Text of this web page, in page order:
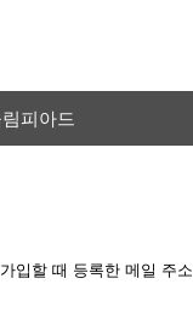
피아드
입할 때 등록한 메일 주